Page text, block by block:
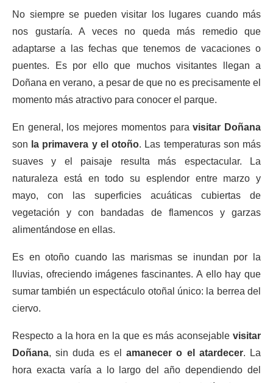
No siempre se pueden visitar los lugares cuando más
nos gustaría. A veces no queda más remedio que
adaptarse a las fechas que tenemos de vacaciones o
puentes. Es por ello que muchos visitantes llegan a
Doñana en verano, a pesar de que no es precisamente el
momento más atractivo para conocer el parque.
En general, los mejores momentos paravisitar Doñana
son la primavera y el otoño. Las temperaturas son más
suaves y el paisaje resulta más espectacular. La
naturaleza está en todo su esplendor entre marzo y
mayo, con las superficies acuáticas cubiertas de
vegetación y con bandadas de flamencos y garzas
alimentándose en ellas.
Es en otoño cuando las marismas se inundan por la
lluvias, ofreciendo imágenes fascinantes. A ello hay que
sumar también un espectáculo otoñal único: la berrea del
ciervo.
Respecto a la hora en la que es más aconsejable visitar
Doñana, sin duda es elamanecer o el atardecer. La
hora exacta varía a lo largo del año dependiendo del